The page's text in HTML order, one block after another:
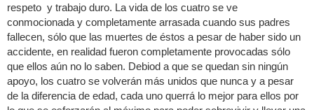
respeto y trabajo duro. La vida de los cuatro se ve
conmocionada y completamente arrasada cuando sus padres
fallecen, sólo que las muertes de éstos a pesar de haber sido un
accidente, en realidad fueron completamente provocadas sólo
que ellos aún no lo saben. Debiod a que se quedan sin ningún
apoyo, los cuatro se volverán más unidos que nunca y a pesar
de la diferencia de edad, cada uno querrá lo mejor para ellos por